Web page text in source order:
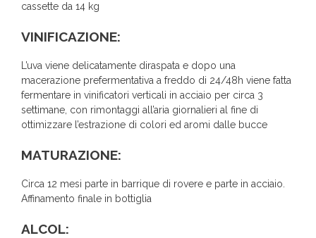
cassette da 14 kg
VINIFICAZIONE:
L’uva viene delicatamente diraspata e dopo una
macerazione prefermentativa a freddo di 24/48h viene fatta
fermentare in vinificatori verticali in acciaio per circa 3
settimane, con rimontaggi all’aria giornalieri al fine di
ottimizzare l’estrazione di colori ed aromi dalle bucce
MATURAZIONE:
Circa 12 mesi parte in barrique di rovere e parte in acciaio.
Affinamento finale in bottiglia
ALCOL: